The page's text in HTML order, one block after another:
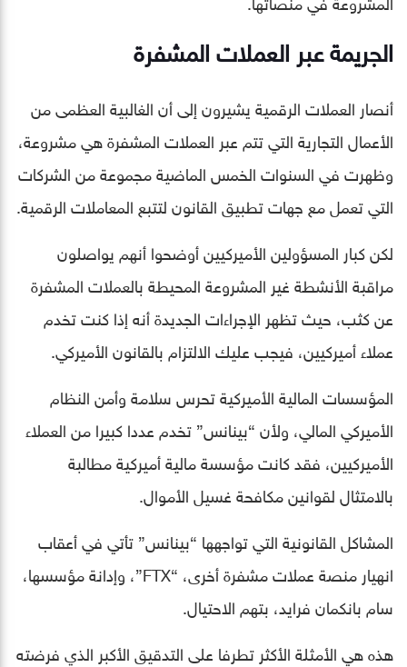
الجريمة عبر العملات المشفرة
أنصار العملات الرقمية يشيرون إلى أن الغالبية العظمى من
الأعمال التجارية التي تتم عبر العملات المشفرة هي مشروعة،
وظهرت في السنوات الخمس الماضية مجموعة من الشركات
التي تعمل مع جهات تطبيق القانون لتتبع المعاملات الرقمية.
لكن كبار المسؤولين الأميركيين أوضحوا أنهم يواصلون
مراقبة الأنشطة غير المشروعة المحيطة بالعملات المشفرة
عن كثب، حيث تظهر الإجراءات الجديدة أنه إذا كنت تخدم
عملاء أميركيين، فيجب عليك الالتزام بالقانون الأميركي.
المؤسسات المالية الأميركية تحرس سلامة وأمن النظام
الأميركي المالي، ولأن “بينانس” تخدم عددا كبيرا من العملاء
الأميركيين، فقد كانت مؤسسة مالية أميركية مطالبة
بالامتثال لقوانين مكافحة غسيل الأموال.
المشاكل القانونية التي تواجهها “بينانس” تأتي في أعقاب
انهيار منصة عملات مشفرة أخرى، “FTX”، وإدانة مؤسسها،
سام بانكمان فرايد، بتهم الاحتيال.
هذه هي الأمثلة الأكثر تطرفا على التدقيق الأكبر الذي فرضته